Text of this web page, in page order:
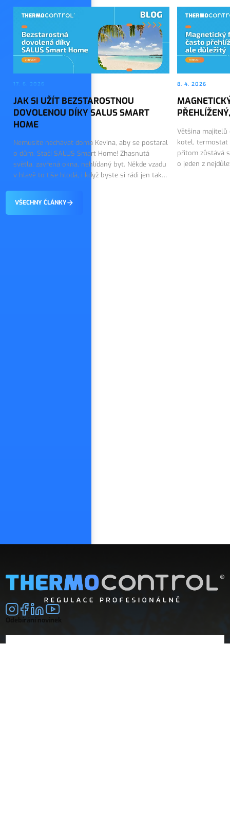
17. 6. 2026
JAK SI UŽÍT BEZSTAROSTNOU
DOVOLENOU DÍKY SALUS SMART
HOME
Nemusíte nechávat doma Kevina, aby se postaral
o dům. Stačí SALUS Smart Home! Zhasnutá
světla, zavřená okna, nehlídaný byt. Někde vzadu
v hlavě to tiše hlodá, i když byste si rádi jen tak
je, že tohle…
8. 4. 2026
Většina
kotel, termostat
přitom zůstává
o jeden z
VŠECHNY ČLÁNKY
Odebírání novinek